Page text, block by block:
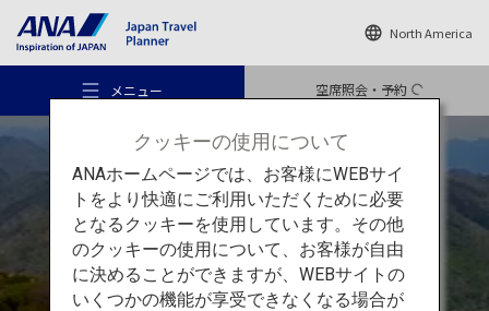
North America
メニュー 空席照会・予約
おすすめの旅
錦帯橋と清流のまち 岩国
クッキーの使用について
ANAホームページでは、お客様にWEBサイ
トをより快適にご利用いただくために必要
となるクッキーを使用しています。その他
のクッキーの使用について、お客様が自由
に決めることができますが、WEBサイトの
いくつかの機能が享受できなくなる場合が